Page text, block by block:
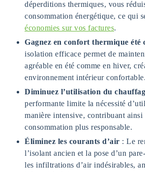
déperditions thermiques, vous
consommation énergétique, ce qui
économies sur vos factures.
Gagnez en confort thermique été
isolation efficace permet de
agréable en été comme en hiver,
environnement intérieur confortable.
Diminuez l’utilisation du
performante limite la nécessité
manière intensive, contribuant ainsi
consommation plus responsable.
Éliminez les courants d’air : Le
l’isolant ancien et la pose d’un
les infiltrations d’air indésirables,